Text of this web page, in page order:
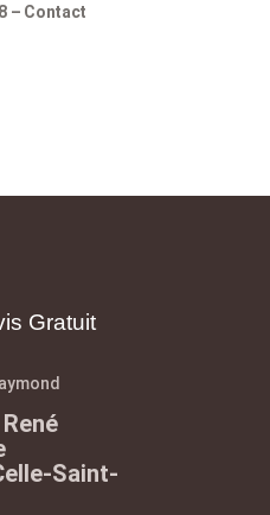
– Contact
Gratuit
Saint-